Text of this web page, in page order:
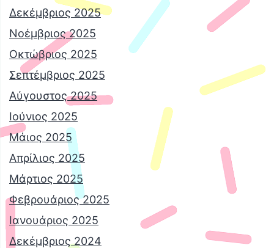
Δεκέμβριος 2025
Νοέμβριος 2025
Οκτώβριος 2025
Σεπτέμβριος 2025
Αύγουστος 2025
Ιούνιος 2025
Μάιος 2025
Απρίλιος 2025
Μάρτιος 2025
Φεβρουάριος 2025
Ιανουάριος 2025
Δεκέμβριος 2024